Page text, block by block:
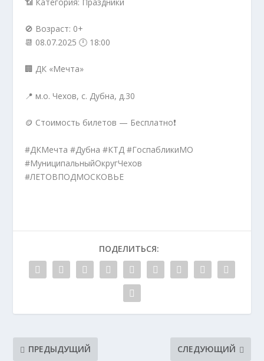
🚫 Возраст: 0+
📆 08.07.2025 🕛 18:00
🏢 ДК «Мечта»
📍 м.о. Чехов, с. Дубна, д.30
🪙 Стоимость билетов — Бесплатно❗️
#ДКМечта #Дубна #КТД #ГоспабликиМО
#МуниципальныйОкругЧехов
#ЛЕТОВПОДМОСКОВЬЕ
ПОДЕЛИТЬСЯ:
ПРЕДЫДУЩИЙ СЛЕДУЮЩИЙ